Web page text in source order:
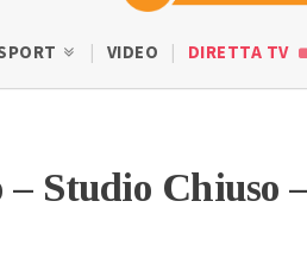
VIDEO DIRETTA TV
Studio Chiuso